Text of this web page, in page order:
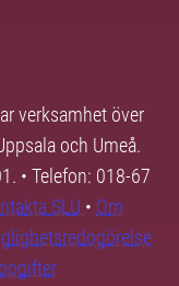
verksamhet över
och Umeå.
• Telefon: 018-67
SLU • Om